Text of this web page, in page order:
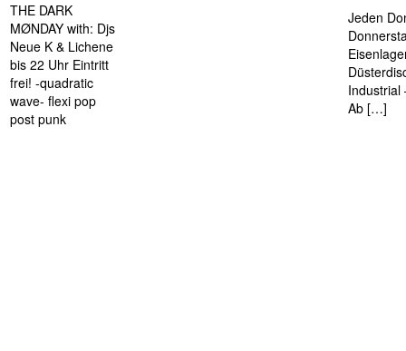
THE DARK
MØNDAY with: Djs
Neue K & Lichene
bis 22 Uhr Eintritt
frei! -quadratic
wave- flexi pop
post punk
Jeden
Industrial
Ab […]